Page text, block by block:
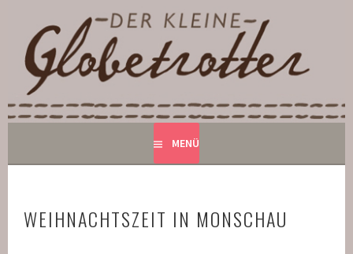
Inhalt
DER KLEINE GLOBETROTTER
BED AND BREAKFAST IN MONSCHAU
MENÜ
WEIHNACHTSZEIT IN MONSCHAU